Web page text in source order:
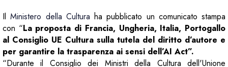
IlMinistero della Cultura ha pubblicato un comunicato stampa
con “La proposta di Francia, Ungheria, Italia, Portogallo
al Consiglio UE Cultura sulla tutela del diritto d’autore e
per garantire la trasparenza ai sensi dell’AI Act”.
“Durante il Consiglio dei Ministri della Cultura dell'Unione